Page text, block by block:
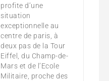
profite d’une
situation
exceptionnelle au
centre de paris, à
deux pas de la Tour
Eiffel, du Champ-de-
Mars et de l’Ecole
Militaire, proche des